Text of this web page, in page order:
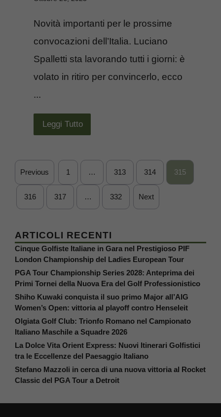
Novità importanti per le prossime
convocazioni dell’Italia. Luciano
Spalletti sta lavorando tutti i giorni: è
volato in ritiro per convincerlo, ecco
...
Leggi Tutto
Previous 1 … 313 314 315
316 317 … 332 Next
ARTICOLI RECENTI
Cinque Golfiste Italiane in Gara nel Prestigioso PIF
London Championship del Ladies European Tour
PGA Tour Championship Series 2028: Anteprima dei
Primi Tornei della Nuova Era del Golf Professionistico
Shiho Kuwaki conquista il suo primo Major all’AIG
Women’s Open: vittoria al playoff contro Henseleit
Olgiata Golf Club: Trionfo Romano nel Campionato
Italiano Maschile a Squadre 2026
La Dolce Vita Orient Express: Nuovi Itinerari Golfistici
tra le Eccellenze del Paesaggio Italiano
Stefano Mazzoli in cerca di una nuova vittoria al Rocket
Classic del PGA Tour a Detroit